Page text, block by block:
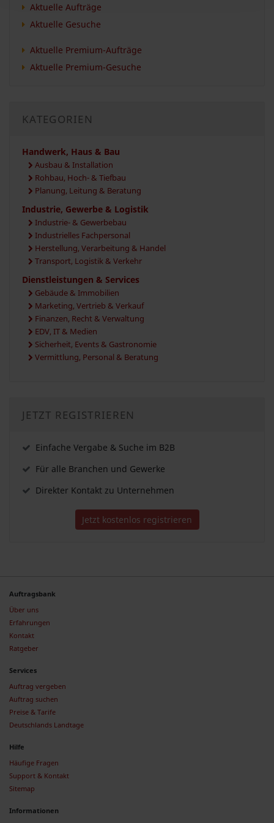
Aktuelle Aufträge
Aktuelle Gesuche
Aktuelle Premium-Aufträge
Aktuelle Premium-Gesuche
KATEGORIEN
Handwerk, Haus & Bau
Ausbau & Installation
Rohbau, Hoch- & Tiefbau
Planung, Leitung & Beratung
Industrie, Gewerbe & Logistik
Industrie- & Gewerbebau
Industrielles Fachpersonal
Herstellung, Verarbeitung & Handel
Transport, Logistik & Verkehr
Dienstleistungen & Services
Gebäude & Immobilien
Marketing, Vertrieb & Verkauf
Finanzen, Recht & Verwaltung
EDV, IT & Medien
Sicherheit, Events & Gastronomie
Vermittlung, Personal & Beratung
JETZT REGISTRIEREN
Einfache Vergabe & Suche im B2B
Für alle Branchen und Gewerke
Direkter Kontakt zu Unternehmen
Jetzt kostenlos registrieren
Auftragsbank
Über uns
Erfahrungen
Kontakt
Ratgeber
Services
Auftrag vergeben
Auftrag suchen
Preise & Tarife
Deutschlands Landtage
Hilfe
Häufige Fragen
Support & Kontakt
Sitemap
Informationen